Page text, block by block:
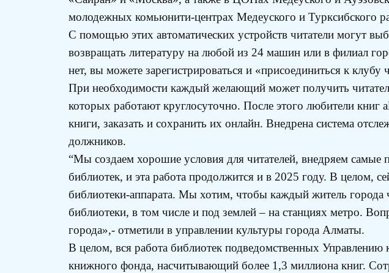
молодежных комьюнити-центрах Медеуского и Турксибского
С помощью этих автоматических устройств читатели могут
возвращать литературу на любой из 24 машин или в филиал
нет, вы можете зарегистрироваться и «присоединиться к клубу
При необходимости каждый желающий может получить
которых работают круглосуточно. После этого любители
книги, заказать и сохранить их онлайн. Внедрена система
должников.
“Мы создаем хорошие условия для читателей, внедряем
библиотек, и эта работа продолжится и в 2025 году. В целом,
библиотеки-аппарата. Мы хотим, чтобы каждый житель города
библиотеки, в том числе и под землей – на станциях метро.
города»,- отметили в управлении культуры города Алматы.
В целом, вся работа библиотек подведомственных
книжного фонда, насчитывающий более 1,3 миллиона книг.